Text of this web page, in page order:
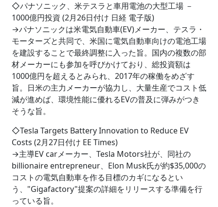
◇パナソニック、米テスラと車用電池の大型工場 －
1000億円投資 (2月26日付け 日経 電子版)
→パナソニックは米電気自動車(EV)メーカー、テスラ・
モーターズと共同で、米国に電気自動車向けの電池工場
を建設することで最終調整に入った旨。国内の複数の部
材メーカーにも参加を呼びかけており、総投資額は
1000億円を超えるとみられ、2017年の稼働をめざす
旨。日米の主力メーカーが協力し、大量生産でコスト低
減が進めば、環境性能に優れるEVの普及に弾みがつき
そうな旨。
◇Tesla Targets Battery Innovation to Reduce EV
Costs (2月27日付け EE Times)
→主導EV carメーカー、Tesla Motors社が、同社の
billionaire entrepreneur、Elon Musk氏が約$35,000の
コストの電気自動車を作る目標のカギになるとい
う、"Gigafactory"提案の詳細をリリースする準備を行
っている旨。